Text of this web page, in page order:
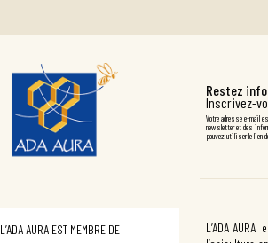
Restez
Inscrivez-
Votre adresse e-mail
newsletter et des
pouvez utiliser le lien
L’ADA AURA EST MEMBRE DE L’ADA